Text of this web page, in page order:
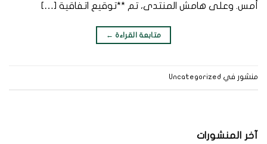
أمس. وعلى هامش المنتدى، تم **توقيع اتفاقية […]
متابعة القراءة ←
منشور في Uncategorized
آخر المنشورات